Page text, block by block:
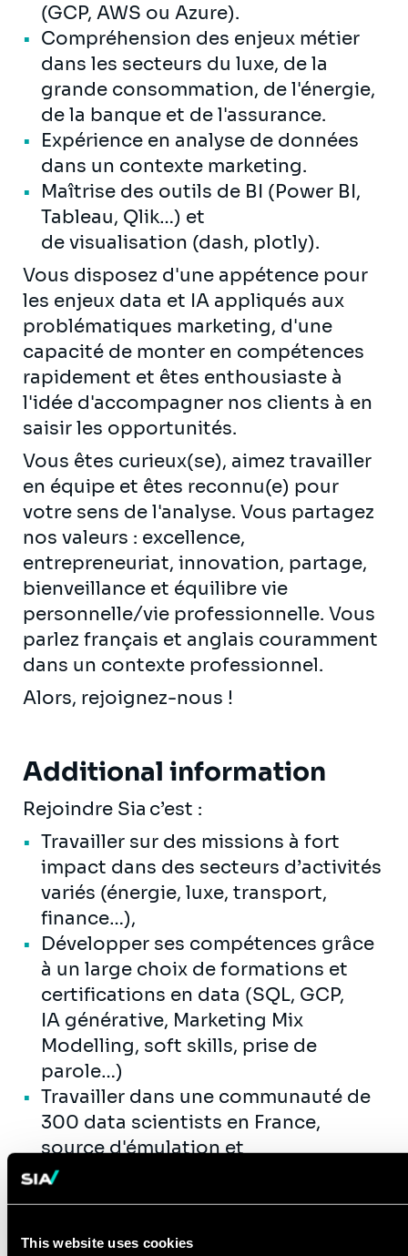
This website uses cookies
(GCP, AWS ou Azure).
Compréhension des enjeux métier
dans les secteurs du luxe, de la
grande consommation, de l'énergie,
de la banque et de l'assurance.
Expérience en analyse de données
dans un contexte marketing.
Maîtrise des outils de BI (Power BI,
Tableau, Qlik…) et
de visualisation (dash, plotly).
Vous disposez d'une appétence pour
les enjeux data et IA appliqués aux
problématiques marketing, d'une
capacité de monter en compétences
rapidement et êtes enthousiaste à
l'idée d'accompagner nos clients à en
saisir les opportunités.
Vous êtes curieux(se), aimez travailler
en équipe et êtes reconnu(e) pour
votre sens de l'analyse. Vous partagez
nos valeurs : excellence,
entrepreneuriat, innovation, partage,
bienveillance et équilibre vie
personnelle/vie professionnelle. Vous
parlez français et anglais couramment
dans un contexte professionnel.
Alors, rejoignez-nous !
Additional information
Rejoindre Sia c’est :
Travailler sur des missions à fort
impact dans des secteurs d’activités
variés (énergie, luxe, transport,
finance…),
Développer ses compétences grâce
à un large choix de formations et
certifications en data (SQL, GCP,
IA générative, Marketing Mix
Modelling, soft skills, prise de
parole…)
Travailler dans une communauté de
300 data scientists en France,
source d'émulation et
d'apprentissage continu.
Évoluer dans un environnement
valeur ajoutée et partages